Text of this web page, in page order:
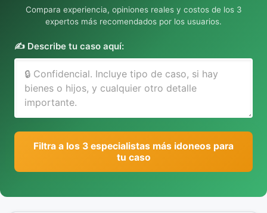
Compara experiencia, opiniones reales y costos de los 3
expertos más recomendados por los usuarios.
✍️ Describe tu caso aquí:
Filtra a los 3 especialistas más idoneos para
tu caso